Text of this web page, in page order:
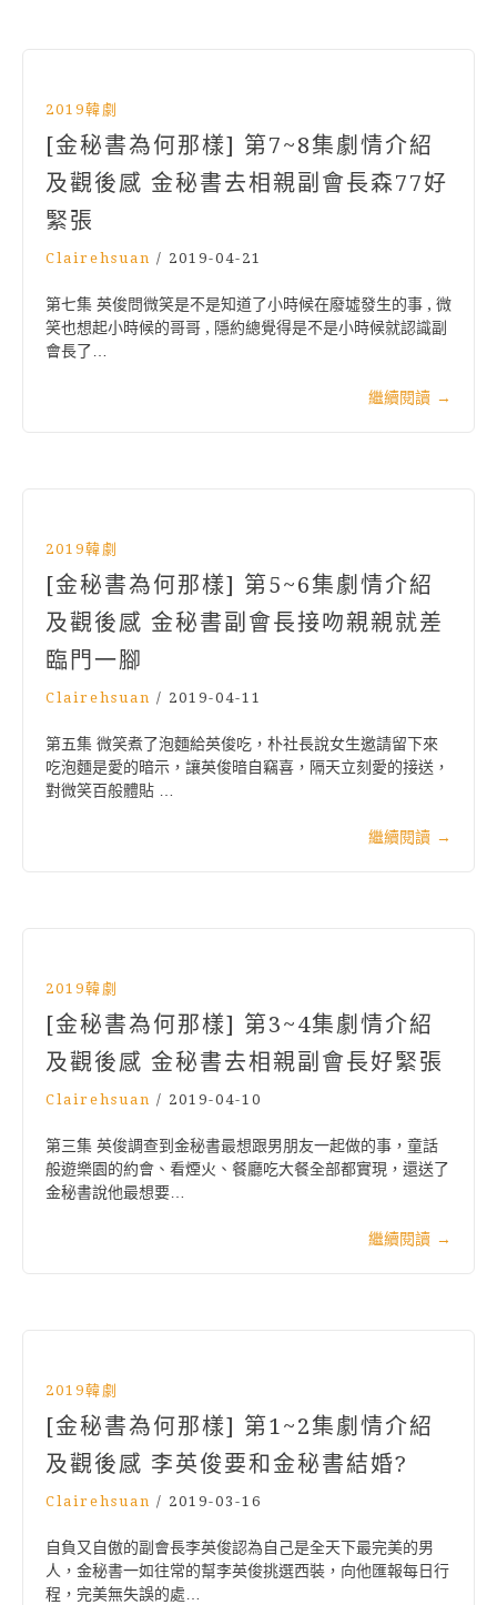
2019韓劇
[金秘書為何那樣] 第7~8集劇情介紹
及觀後感 金秘書去相親副會長森77好
緊張
Clairehsuan / 2019-04-21
第七集 英俊問微笑是不是知道了小時候在廢墟發生的事 , 微
笑也想起小時候的哥哥 , 隱約總覺得是不是小時候就認識副
會長了…
繼續閱讀 →
2019韓劇
[金秘書為何那樣] 第5~6集劇情介紹
及觀後感 金秘書副會長接吻親親就差
臨門一腳
Clairehsuan / 2019-04-11
第五集 微笑煮了泡麵給英俊吃，朴社長說女生邀請留下來
吃泡麵是愛的暗示，讓英俊暗自竊喜，隔天立刻愛的接送，
對微笑百般體貼 …
繼續閱讀 →
2019韓劇
[金秘書為何那樣] 第3~4集劇情介紹
及觀後感 金秘書去相親副會長好緊張
Clairehsuan / 2019-04-10
第三集 英俊調查到金秘書最想跟男朋友一起做的事，童話
般遊樂園的約會、看煙火、餐廳吃大餐全部都實現，還送了
金秘書說他最想要…
繼續閱讀 →
2019韓劇
[金秘書為何那樣] 第1~2集劇情介紹
及觀後感 李英俊要和金秘書結婚?
Clairehsuan / 2019-03-16
自負又自傲的副會長李英俊認為自己是全天下最完美的男
人，金秘書一如往常的幫李英俊挑選西裝，向他匯報每日行
程，完美無失誤的處…